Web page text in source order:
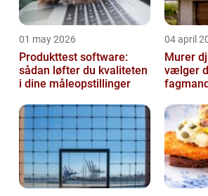
01 may 2026
Produkttest software:
sådan løfter du kvaliteten
i dine måleopstillinger
04 april
Murer
vælger